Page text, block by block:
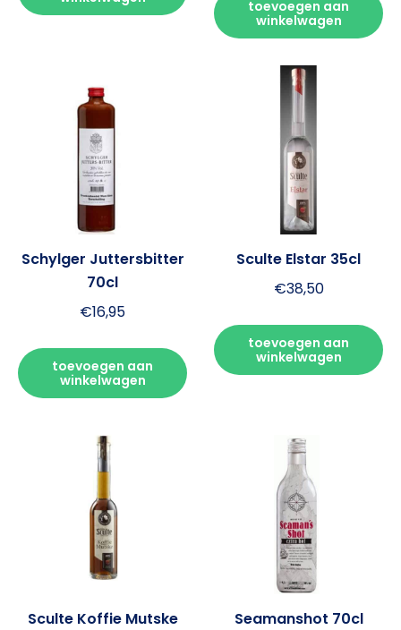
toevoegen aan
winkelwagen
Schylger Juttersbitter
70cl
€16,95
toevoegen aan
winkelwagen
Sculte Elstar 35cl
€38,50
toevoegen aan
winkelwagen
Sculte Koffie Mutske
Seamanshot 70cl